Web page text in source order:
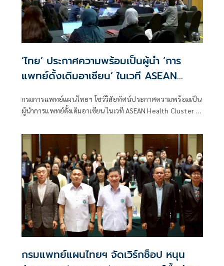
‘ไทย’ ประกาศความพร้อมเป็นผู้นำ ‘การ
แพทย์ดั้งเดิมอาเซียน’ ในเวที ASEAN
กรมการแพทย์แผนไทยฯ โชว์วิสัยทัศน์ประกาศความพร้อมเป็น
ผู้นำการแพทย์ดั้งเดิมอาเซียน ในเวที ASEAN Health Cluster 3
กรมแพทย์แผนไทยฯ จัดเวิร์กช็อป หนุน